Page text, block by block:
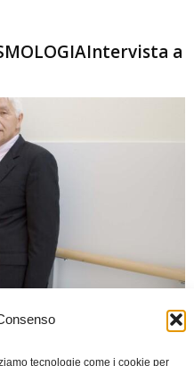
tecnologie come i cookie per
a
0
Il dialogo ripercorre i principali